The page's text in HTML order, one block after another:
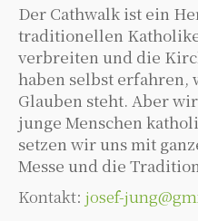
Der Cathwalk ist ein
traditionellen
verbreiten und die
haben selbst erfahren,
Glauben steht. Aber
junge Menschen
setzen wir uns mit
Messe und die
Kontakt: josef-